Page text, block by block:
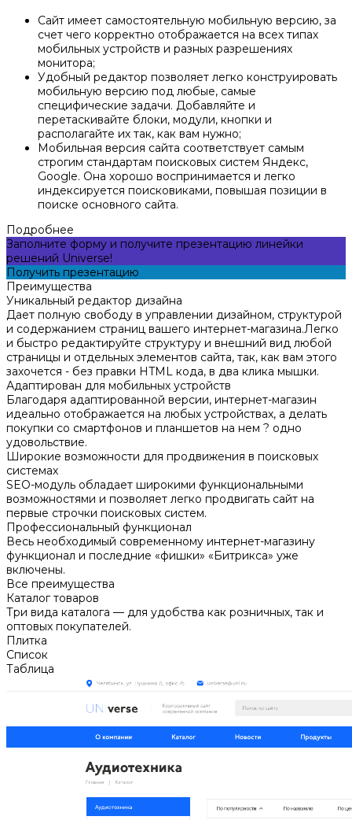
Сайт имеет самостоятельную мобильную версию, за
счет чего корректно отображается на всех типах
мобильных устройств и разных разрешениях
монитора;
Удобный редактор позволяет легко конструировать
мобильную версию под любые, самые
специфические задачи. Добавляйте и
перетаскивайте блоки, модули, кнопки и
располагайте их так, как вам нужно;
Мобильная версия сайта соответствует самым
строгим стандартам поисковых систем Яндекс,
Google. Она хорошо воспринимается и легко
индексируется поисковиками, повышая позиции в
поиске основного сайта.
Подробнее
Заполните форму и получите презентацию линейки
решений Universe!
Получить презентацию
Преимущества
Уникальный редактор дизайна
Дает полную свободу в управлении дизайном, структурой
и содержанием страниц вашего интернет-магазина.Легко
и быстро редактируйте структуру и внешний вид любой
страницы и отдельных элементов сайта, так, как вам этого
захочется - без правки HTML кода, в два клика мышки.
Адаптирован для мобильных устройств
Благодаря адаптированной версии, интернет-магазин
идеально отображается на любых устройствах, а делать
покупки со смартфонов и планшетов на нем ? одно
удовольствие.
Широкие возможности для продвижения в поисковых
системах
SEO-модуль обладает широкими функциональными
возможностями и позволяет легко продвигать сайт на
первые строчки поисковых систем.
Профессиональный функционал
Весь необходимый современному интернет-магазину
функционал и последние «фишки» «Битрикса» уже
включены.
Все преимущества
Каталог товаров
Три вида каталога — для удобства как розничных, так и
оптовых покупателей.
Плитка
Список
Таблица